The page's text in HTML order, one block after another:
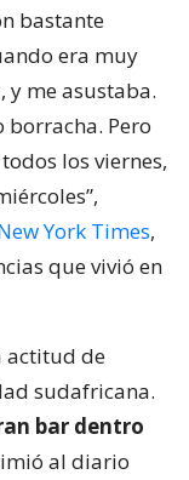
bastante
era muy
y me asustaba.
borracha. Pero
los viernes,
York Times,
que vivió en
actitud de
sudafricana.
bar dentro
al diario